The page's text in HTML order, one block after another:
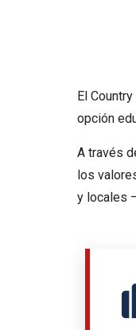
El
opción
A través
los
y locales